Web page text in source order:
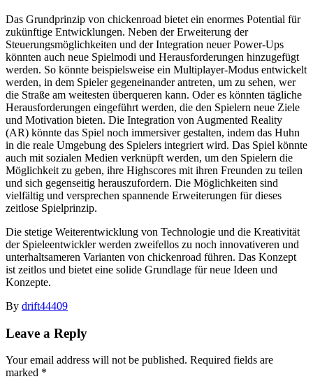
Das Grundprinzip von chickenroad bietet ein enormes Potential für
zukünftige Entwicklungen. Neben der Erweiterung der
Steuerungsmöglichkeiten und der Integration neuer Power-Ups
könnten auch neue Spielmodi und Herausforderungen hinzugefügt
werden. So könnte beispielsweise ein Multiplayer-Modus entwickelt
werden, in dem Spieler gegeneinander antreten, um zu sehen, wer
die Straße am weitesten überqueren kann. Oder es könnten tägliche
Herausforderungen eingeführt werden, die den Spielern neue Ziele
und Motivation bieten. Die Integration von Augmented Reality
(AR) könnte das Spiel noch immersiver gestalten, indem das Huhn
in die reale Umgebung des Spielers integriert wird. Das Spiel könnte
auch mit sozialen Medien verknüpft werden, um den Spielern die
Möglichkeit zu geben, ihre Highscores mit ihren Freunden zu teilen
und sich gegenseitig herauszufordern. Die Möglichkeiten sind
vielfältig und versprechen spannende Erweiterungen für dieses
zeitlose Spielprinzip.
Die stetige Weiterentwicklung von Technologie und die Kreativität
der Spieleentwickler werden zweifellos zu noch innovativeren und
unterhaltsameren Varianten von chickenroad führen. Das Konzept
ist zeitlos und bietet eine solide Grundlage für neue Ideen und
Konzepte.
By drift44409
Leave a Reply
Your email address will not be published. Required fields are
marked *